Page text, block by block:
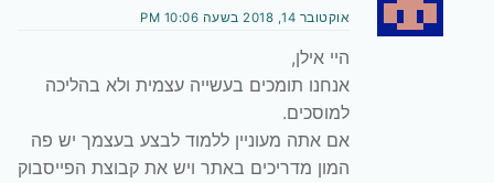
אוקטובר 14, 2018 בשעה 10:06 PM
היי אילן,
אנחנו תומכים בעשייה עצמית ולא בהליכה
למוסכים.
אם אתה מעוניין ללמוד לבצע בעצמך יש פה
המון מדריכים באתר ויש את קבוצת הפייסבוק